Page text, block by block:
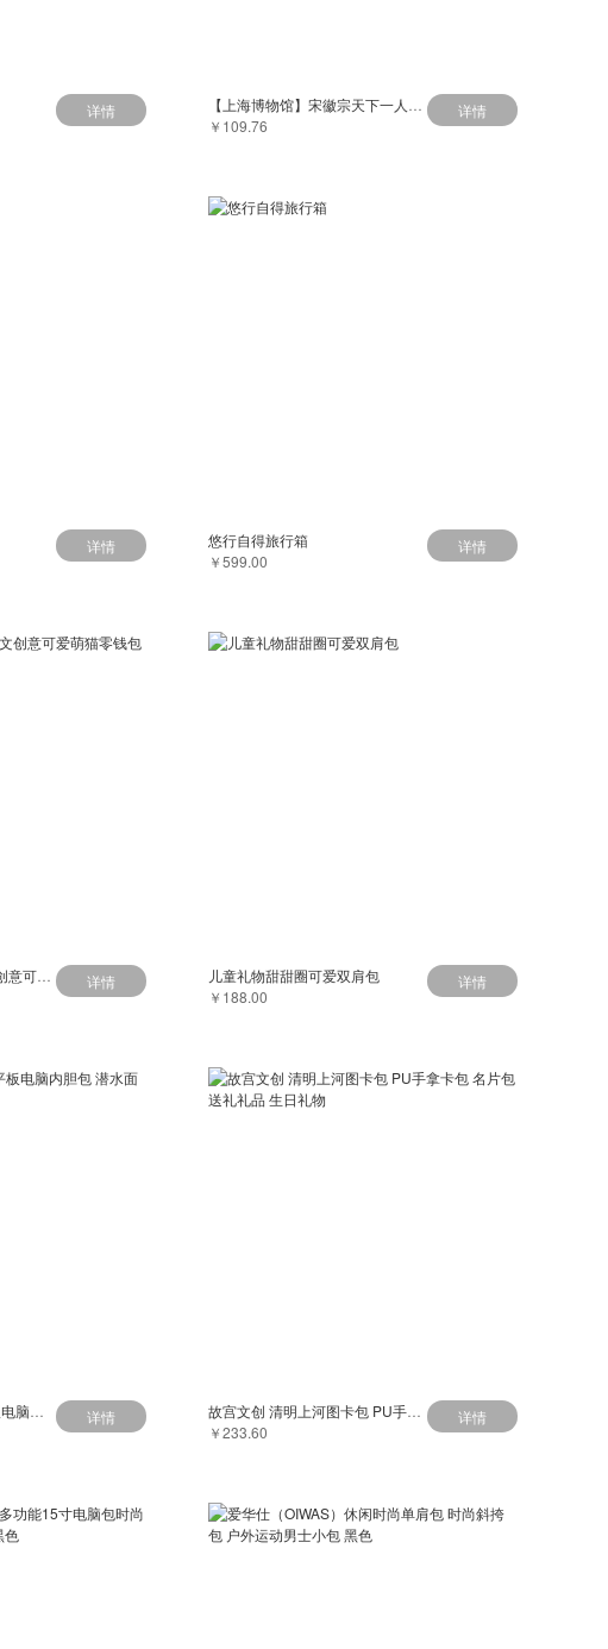
详情
￥109.76
详情
详情
悠行自得旅行箱
￥599.00
详情
详情
儿童礼物甜甜圈可爱双肩包
￥188.00
详情
详情
￥233.60
详情